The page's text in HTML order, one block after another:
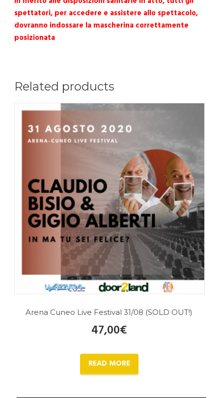
spettatori, per accedere e assistere allo spettacolo,
dovranno indossare la mascherina correttamente
posizionata
Related products
Arena Cuneo Live Festival 31/08 (SOLD OUT!)
47,00€
READ MORE